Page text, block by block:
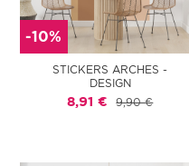
-10%
STICKERS ARCHES -
DESIGN
8,91 € 9,90 €